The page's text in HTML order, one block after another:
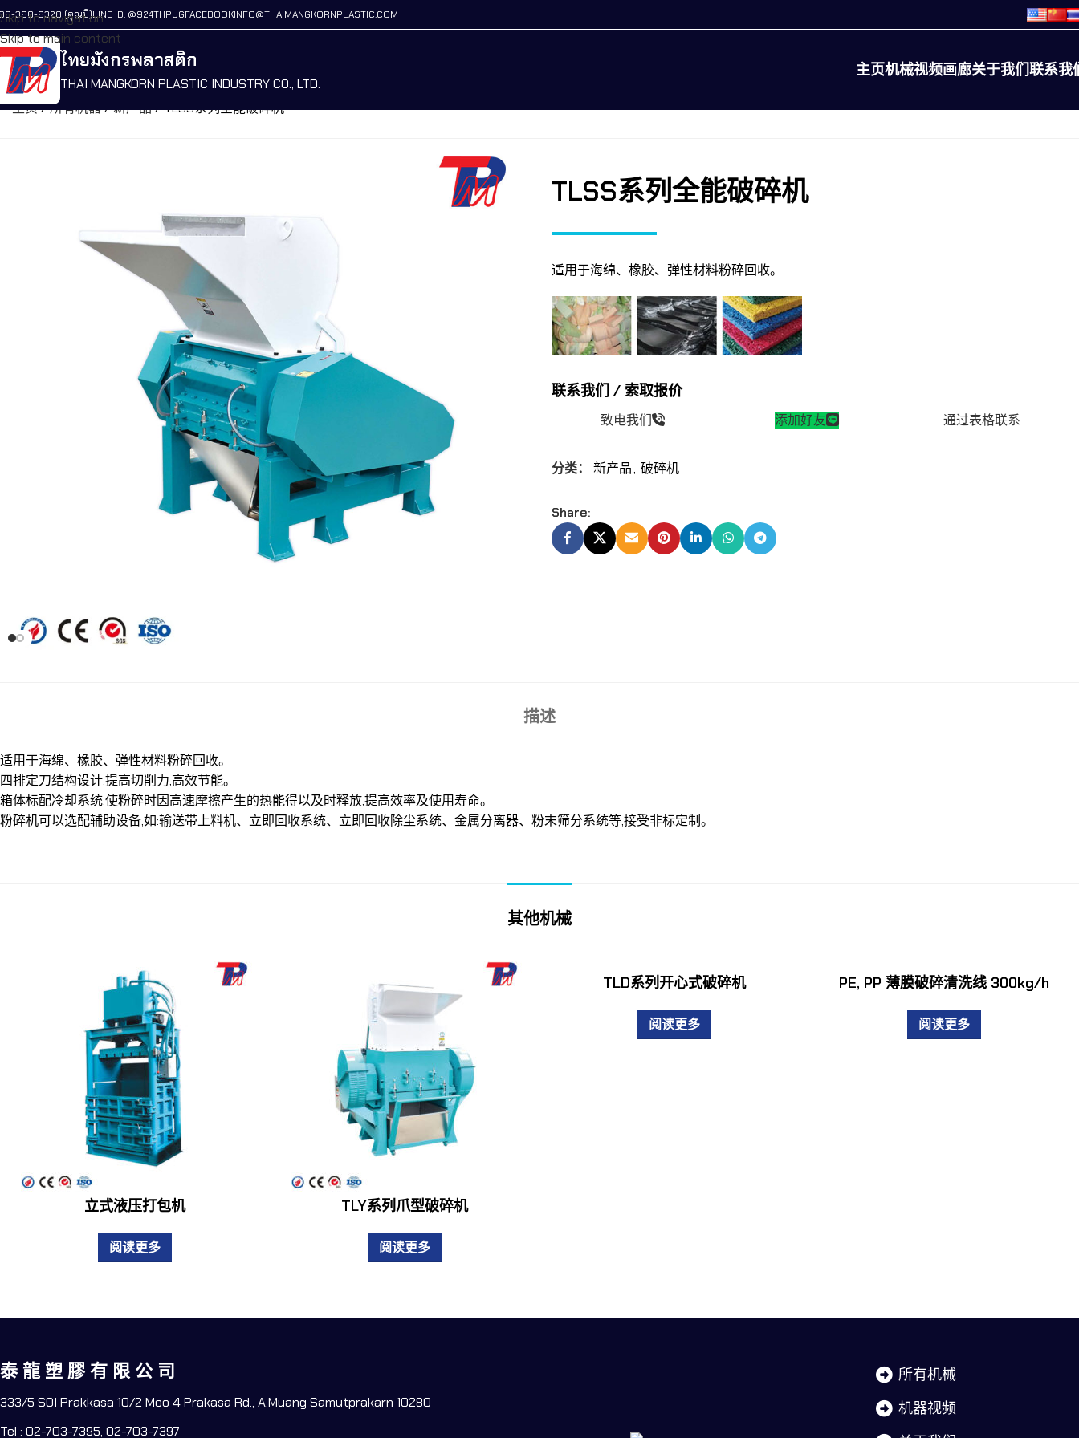
Skip to navigation
Skip to main content
368-6328 (คุณบี)LINE ID: @924THPUGFACEBOOKINFO@THAIMANGKORNPLASTIC.COM
ไทยมังกรพลาสติก
THAI MANGKORN PLASTIC INDUSTRY CO., LTD.
主页机械视频画廊关于我们联系我
主页/所有机器/新产品/TLSS系列全能破碎机
TLSS系列全能破碎机
适用于海绵、橡胶、弹性材料粉碎回收。
联系我们 / 索取报价
致电我们 添加好友 通过表格联系
分类： 新产品, 破碎机
Share:
描述
适用于海绵、橡胶、弹性材料粉碎回收。
四排定刀结构设计,提高切削力,高效节能。
箱体标配冷却系统,使粉碎时因高速摩擦产生的热能得以及时释放,提高效率及使用寿命。
粉碎机可以选配辅助设备,如:输送带上料机、立即回收系统、立即回收除尘系统、金属分离器、粉末筛分系统等,接受非标定制。
其他机械
立式液压打包机
阅读更多
TLY系列爪型破碎机
阅读更多
TLD系列开心式破碎机
阅读更多
PE, PP 薄膜破碎清洗线 300kg/h
阅读更多
泰 龍 塑 膠 有 限 公 司
333/5 SOI Prakkasa 10/2 Moo 4 Prakasa Rd., A.Muang Samutprakarn 10280
Tel : 02-703-7395, 02-703-7397
所有机械
机器视频